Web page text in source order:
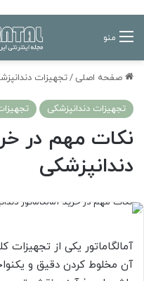
منو
صفحه اصلی /تجهیزات
تجهیزات دندانپزشکی
نکات مهم در
دندانپزشکی
آمالگاماتور یکی از
آن مخلوط کردن دقیق و